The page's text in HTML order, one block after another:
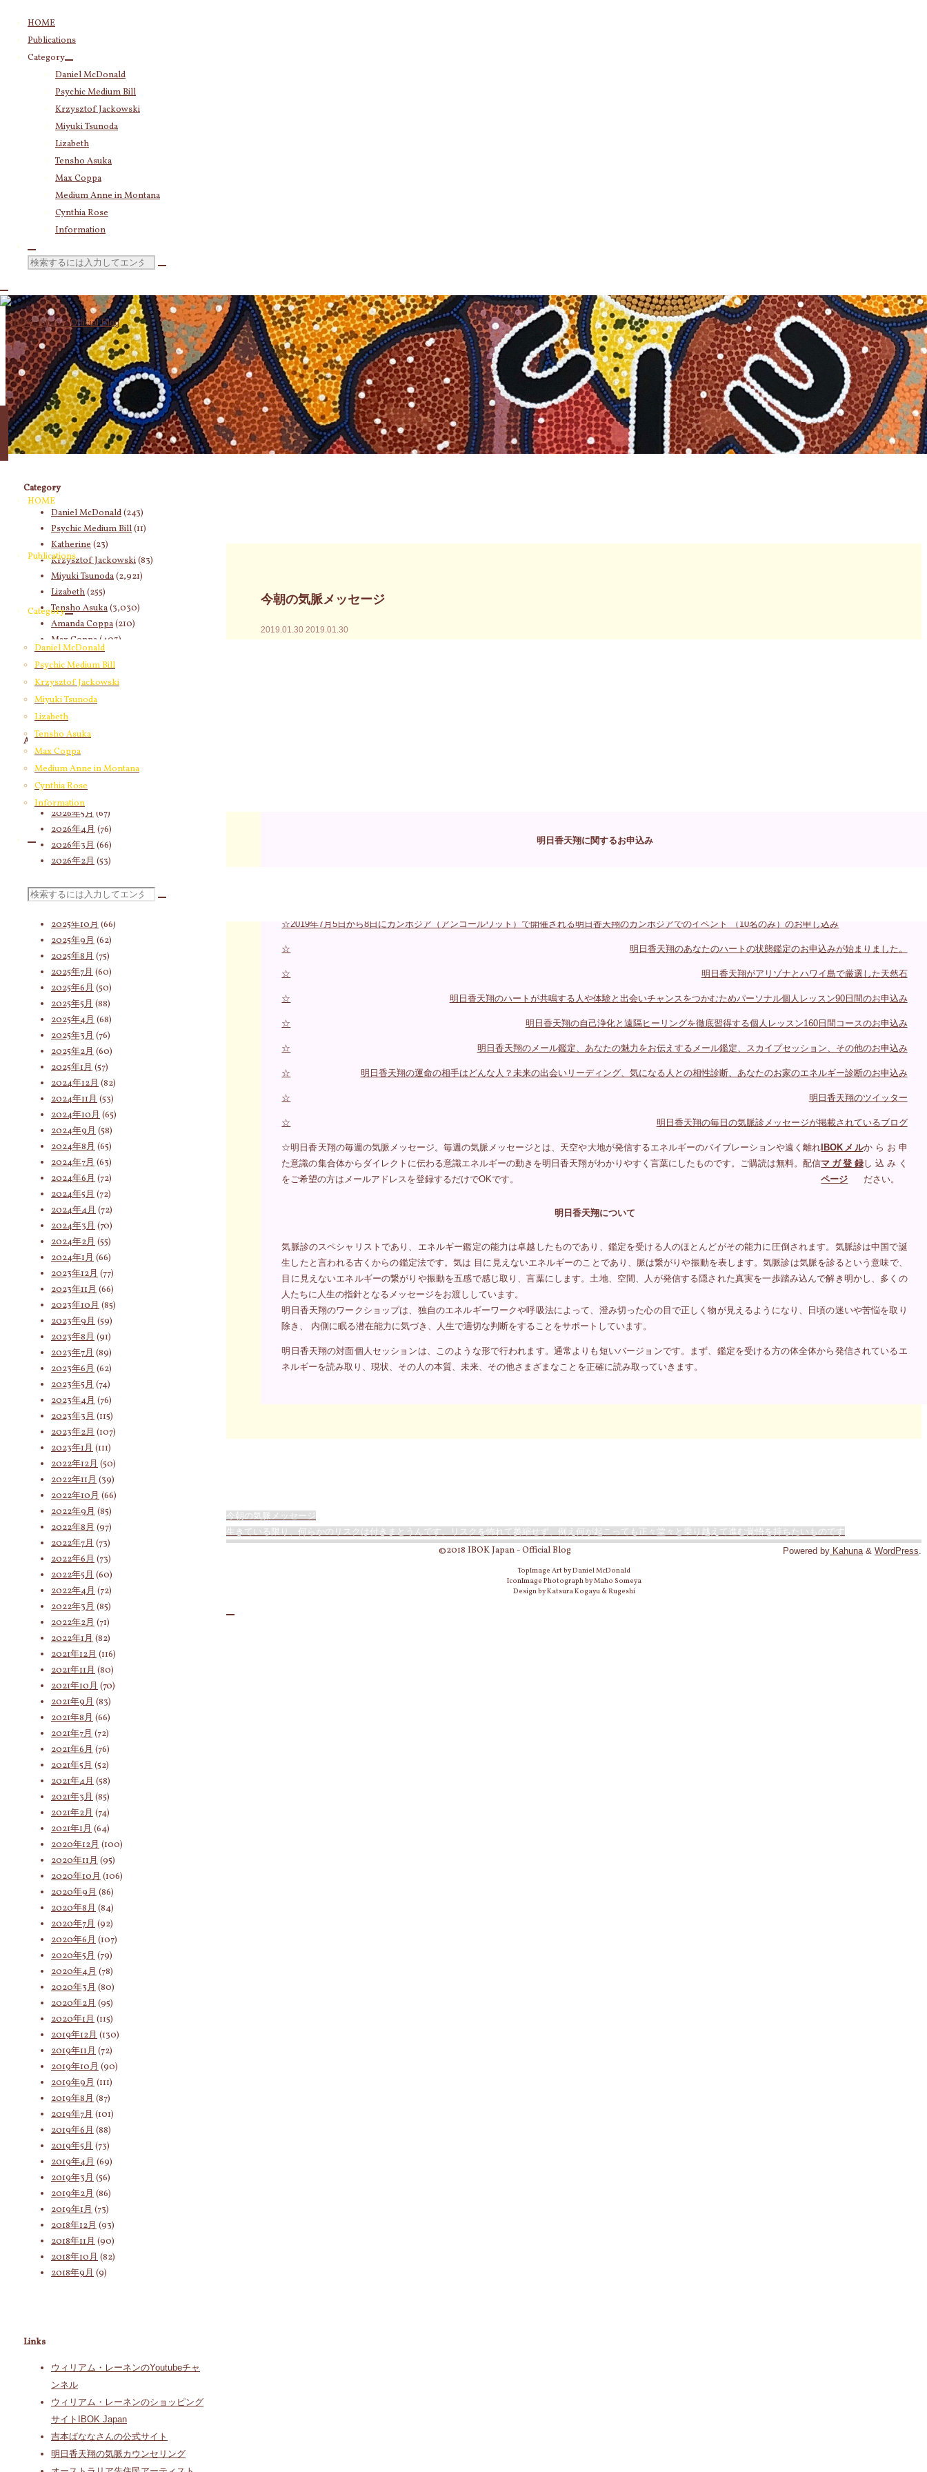
HOME
Publications
Category
Daniel McDonald
Psychic Medium Bill
Krzysztof Jackowski
Miyuki Tsunoda
Lizabeth
Tensho Asuka
Max Coppa
Medium Anne in Montana
Cynthia Rose
Information
検
対
象:
HOME
Publications
Category
Daniel McDonald
Psychic Medium Bill
Krzysztof Jackowski
Miyuki Tsunoda
Lizabeth
Tensho Asuka
Max Coppa
Medium Anne in Montana
Cynthia Rose
Information
検
今朝の気脈メッセージ
2019.01.30 2019.01.30
明日香天翔に関するお申込み
☆2019年7月5日から8日にカンボジア（アンコールワット）で開催される明日香天翔のカンボジアでのイベント （10名のみ）のお申し込み
☆ 明日香天翔のあなたのハートの状態鑑定のお申込みが始まりました。
☆ 明日香天翔がアリゾナとハワイ島で厳選した天然石
☆ 明日香天翔のハートが共鳴する人や体験と出会いチャンスをつかむためパーソナル個人レッスン90日間のお申込み
☆ 明日香天翔の自己浄化と遠隔ヒーリングを徹底習得する個人レッスン160日間コースのお申込み
☆ 明日香天翔のメール鑑定、あなたの魅力をお伝えするメール鑑定、スカイプセッション、その他のお申込み
☆ 明日香天翔の運命の相手はどんな人？未来の出会いリーディング、気になる人との相性診断、あなたのお家のエネルギー診断のお申込み
☆ 明日香天翔のツイッター
☆ 明日香天翔の毎日の気脈診メッセージが掲載されているブログ
☆明日香天翔の毎週の気脈メッセージ。毎週の気脈メッセージとは、天空や大地が発信するエネルギーのバイブレーションや遠く離れ
た意識の集合体からダイレクトに伝わる意識エネルギーの動きを明日香天翔がわかりやすく言葉にしたものです。ご購読は無料。配信
をご希望の方はメールアドレスを登録するだけでOKです。
IBOKメル
マガ登録
ページ
からお申
し込みく
ださい。
明日香天翔について
気脈診のスペシャリストであり、エネルギー鑑定の能力は卓越したものであり、鑑定を受ける人のほとんどがその能力に圧倒されます。気脈診は中国で誕
生したと言われる古くからの鑑定法です。気は 目に見えないエネルギーのことであり、脈は繋がりや振動を表します。気脈診は気脈を診るという意味で、
目に見えないエネルギーの繋がりや振動を五感で感じ取り、言葉にします。土地、空間、人が発信する隠された真実を一歩踏み込んで解き明かし、多くの
人たちに人生の指針となるメッセージをお渡ししています。
明日香天翔のワークショップは、独自のエネルギーワークや呼吸法によって、澄み切った心の目で正しく物が見えるようになり、日頃の迷いや苦悩を取り
除き、 内側に眠る潜在能力に気づき、人生で適切な判断をすることをサポートしています。
明日香天翔の対面個人セッションは、このような形で行われます。通常よりも短いバージョンです。まず、鑑定を受ける方の体全体から発信されているエ
ネルギーを読み取り、現状、その人の本質、未来、その他さまざまなことを正確に読み取っていきます。
Category
Daniel McDonald(243)
Psychic Medium Bill(11)
Katherine(23)
Krzysztof Jackowski(83)
Miyuki Tsunoda(2,921)
Lizabeth(255)
Tensho Asuka(3,030)
Amanda Coppa(210)
Max Coppa (403)
Medium Anne in Montana
Cynthia Rose(4)
Archives
2026年8月(19)
2026年7月
2026年6月
2026年5月 (67)
2026年4月 (76)
2026年3月 (66)
2026年2月 (53)
2025年12月(60)
2025年10月 (66)
2025年9月 (62)
2025年8月 (75)
2025年7月 (60)
2025年6月 (50)
2025年5月 (88)
2025年4月 (68)
2025年3月 (76)
2025年2月 (60)
2025年1月 (57)
2024年12月 (82)
2024年11月 (53)
2024年10月 (65)
2024年9月 (58)
2024年8月 (65)
2024年7月 (63)
2024年6月 (72)
2024年5月 (72)
2024年4月 (72)
2024年3月 (70)
2024年2月 (55)
2024年1月 (66)
2023年12月 (77)
2023年11月 (66)
2023年10月 (85)
2023年9月 (59)
2023年8月 (91)
2023年7月 (89)
2023年6月 (62)
2023年5月 (74)
2023年4月 (76)
2023年3月 (115)
2023年2月 (107)
2023年1月 (111)
2022年12月 (50)
2022年11月 (39)
2022年10月 (66)
2022年9月 (85)
2022年8月 (97)
2022年7月 (73)
2022年6月 (73)
2022年5月 (60)
2022年4月 (72)
2022年3月 (85)
2022年2月 (71)
2022年1月 (82)
2021年12月 (116)
2021年11月 (80)
2021年10月 (70)
2021年9月 (83)
2021年8月 (66)
2021年7月 (72)
2021年6月 (76)
2021年5月 (52)
2021年4月 (58)
2021年3月 (85)
2021年2月 (74)
2021年1月 (64)
2020年12月 (100)
2020年11月 (95)
2020年10月 (106)
2020年9月 (86)
2020年8月 (84)
2020年7月 (92)
2020年6月 (107)
2020年5月 (79)
2020年4月 (78)
2020年3月 (80)
2020年2月 (95)
2020年1月 (115)
2019年12月 (130)
2019年11月 (72)
2019年10月 (90)
2019年9月 (111)
2019年8月 (87)
2019年7月 (101)
2019年6月 (88)
2019年5月 (73)
2019年4月 (69)
2019年3月 (56)
2019年2月 (86)
2019年1月 (73)
2018年12月 (93)
2018年11月 (90)
2018年10月 (82)
2018年9月 (9)
Links
ウィリアム・レーネンのYoutubeチャ
ンネル
ウィリアム・レーネンのショッピング
サイトIBOK Japan
吉本ばななさんの公式サイト
明日香天翔の気脈カウンセリング
今朝の気脈メッセージ
生きている限り、何らかのリスクは付きまとうんです。リスクを怖れて萎縮せず、例え何が起こっても正々堂々と乗り越えて進む覚悟を持ちたいものです
Powered by Kahuna & WordPress
©2018 IBOK Japan - Official Blog
TopImage Art by Daniel McDonald
IconImage Photograph by Maho Someya
Design by Katsura Kogayu & Rugeshi